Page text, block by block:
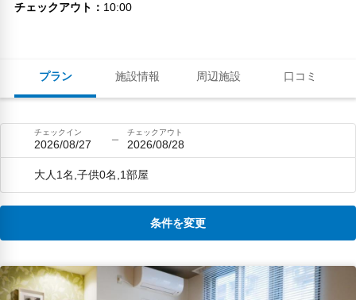
プラン 施設情報 周辺施設 口コミ
チェックアウト
10:00
チェックイン
2026/08/27
チェックアウト
2026/08/28
大人1名,子供0名,1部屋
条件を変更